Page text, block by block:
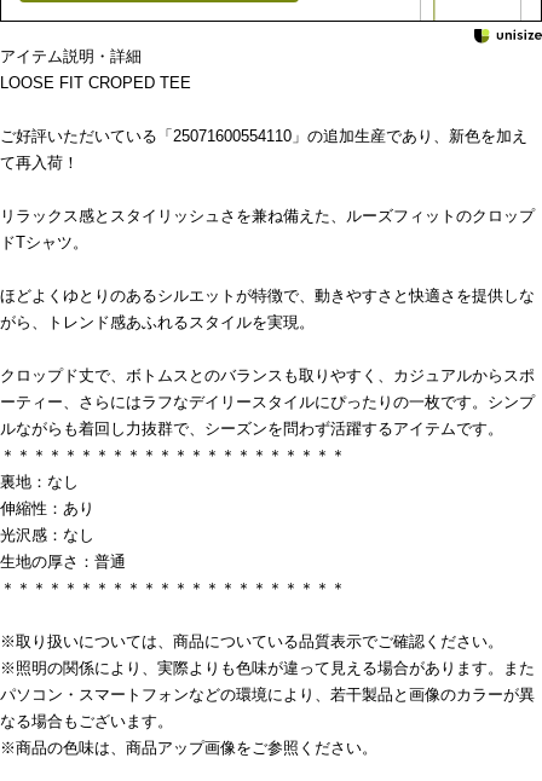
アイテム説明・詳細
LOOSE FIT CROPED TEE
ご好評いただいている「25071600554110」の追加生産であり、新色を加え
て再入荷！
リラックス感とスタイリッシュさを兼ね備えた、ルーズフィットのクロップ
ドTシャツ。
ほどよくゆとりのあるシルエットが特徴で、動きやすさと快適さを提供しな
がら、トレンド感あふれるスタイルを実現。
クロップド丈で、ボトムスとのバランスも取りやすく、カジュアルからスポ
ーティー、さらにはラフなデイリースタイルにぴったりの一枚です。シンプ
ルながらも着回し力抜群で、シーズンを問わず活躍するアイテムです。
＊＊＊＊＊＊＊＊＊＊＊＊＊＊＊＊＊＊＊＊＊＊
裏地：なし
伸縮性：あり
光沢感：なし
生地の厚さ：普通
＊＊＊＊＊＊＊＊＊＊＊＊＊＊＊＊＊＊＊＊＊＊
※取り扱いについては、商品についている品質表示でご確認ください。
※照明の関係により、実際よりも色味が違って見える場合があります。また
パソコン・スマートフォンなどの環境により、若干製品と画像のカラーが異
なる場合もございます。
※商品の色味は、商品アップ画像をご参照ください。